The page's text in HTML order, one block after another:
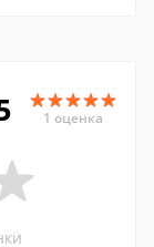
1 оценка